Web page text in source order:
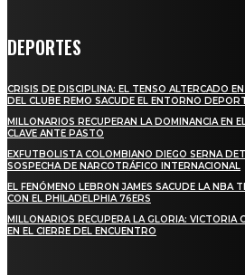
DEPORTES
CRISIS DE DISCIPLINA: EL TENSO ALTERCADO
DEL CLUBE REMO SACUDE EL ENTORNO
MILLONARIOS RECUPERAN LA DOMINANCIA EN
CLAVE ANTE PASTO
EXFUTBOLISTA COLOMBIANO DIEGO SERNA
SOSPECHA DE NARCOTRÁFICO INTERNACIONAL
EL FENÓMENO LEBRON JAMES SACUDE LA NBA
CON EL PHILADELPHIA 76ERS
MILLONARIOS RECUPERA LA GLORIA: VICTORIA
EN EL CIERRE DEL ENCUENTRO